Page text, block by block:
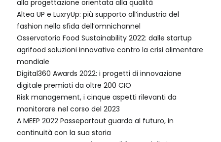
alla progettazione orientata alla qualità
Altea UP e LuxryUp: più supporto all’industria del
fashion nella sfida dell’omnichannel
Osservatorio Food Sustainability 2022: dalle startup
agrifood soluzioni innovative contro la crisi alimentare
mondiale
Digital360 Awards 2022: i progetti di innovazione
digitale premiati da oltre 200 CIO
Risk management, i cinque aspetti rilevanti da
monitorare nel corso del 2023
A MEEP 2022 Passepartout guarda al futuro, in
continuità con la sua storia